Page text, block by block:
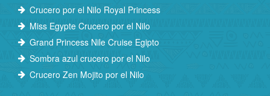
Crucero por el Nilo Royal Princess
Miss Egypte Crucero por el Nilo
Grand Princess Nile Cruise Egipto
Sombra azul crucero por el Nilo
Crucero Zen Mojito por el Nilo